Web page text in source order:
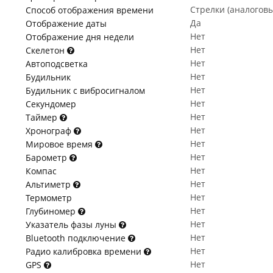
Способ отображения времени
Стрелки
Отображение даты
Да
Отображение дня недели
Нет
Скелетон
Нет
Автоподсветка
Нет
Будильник
Нет
Будильник с вибросигналом
Нет
Секундомер
Нет
Таймер
Нет
Хронограф
Нет
Мировое время
Нет
Барометр
Нет
Компас
Нет
Альтиметр
Нет
Термометр
Нет
Глубиномер
Нет
Указатель фазы луны
Нет
Bluetooth подключение
Нет
Радио калибровка времени
Нет
GPS
Нет